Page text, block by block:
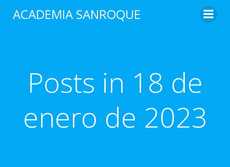
al
ACADEMIA SANROQUE
Posts in 18 de
enero de 2023